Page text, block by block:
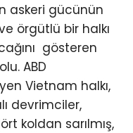
askeri gücünün
örgütlü bir halkı
gösteren
ABD
Vietnam halkı,
devrimciler,
koldan sarılmış,